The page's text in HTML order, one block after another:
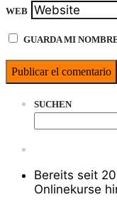
WEB
GUARDA MI
SUCHEN
Bereits seit
Onlinekurse